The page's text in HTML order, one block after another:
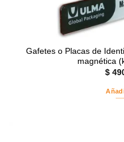
Gafetes o Placas de
magnética
$